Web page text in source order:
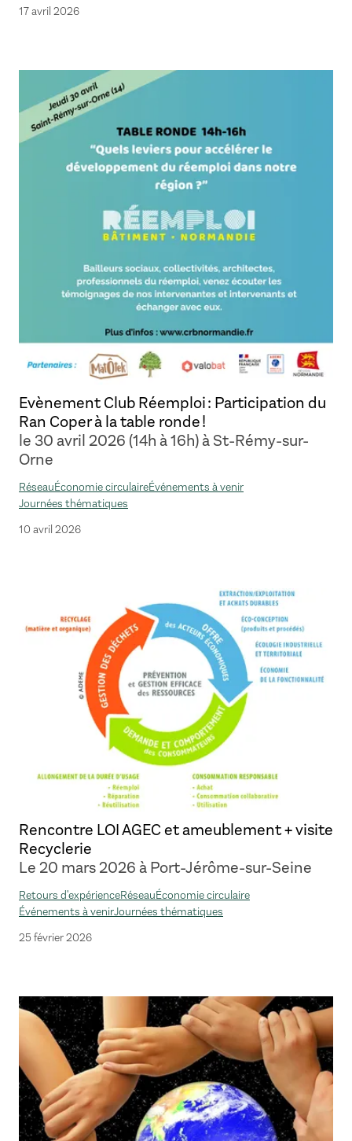
17 avril 2026
Evènement Club Réemploi : Participation du
Ran Coper à la table ronde !
le 30 avril 2026 (14h à 16h) à St-Rémy-sur-
Orne
RéseauÉconomie circulaireÉvénements à venir
Journées thématiques
10 avril 2026
Rencontre LOI AGEC et ameublement + visite
Recyclerie
Le 20 mars 2026 à Port-Jérôme-sur-Seine
Retours d'expérienceRéseauÉconomie circulaire
Événements à venirJournées thématiques
25 février 2026